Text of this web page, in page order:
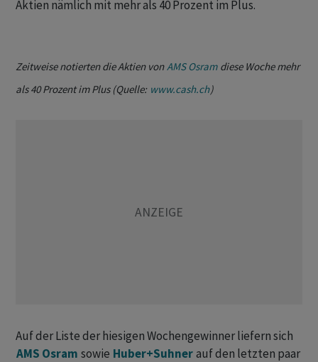
Aktien nämlich mit mehr als 40 Prozent im Plus.
Zeitweise notierten die Aktien vonAMS Osram diese Woche mehr
als 40 Prozent im Plus (Quelle: www.cash.ch)
Auf der Liste der hiesigen Wochengewinner liefern sich
AMS Osram sowie Huber+Suhnerauf den letzten paar